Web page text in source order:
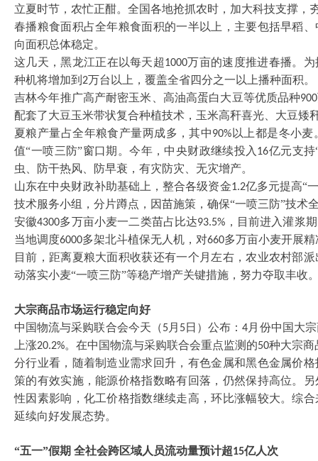
立夏时节，农忙正酣。全国各地抢抓农时，加大科技支撑，
春播粮食面积占全年粮食面积的一半以上，主要包括早稻
向面积总体稳定。
这几天，黑龙江正在以每天超1000万亩的速度推进春播。
种机将增加到 2万台以上，覆盖全省四分之一以上播种面积。
吉林今年推广高产耐密玉米、高油高蛋白大豆等优质品种900
配套了大豆玉米带状复合种植技术，玉米高秆喜光、大豆矮
夏粮产量占全年粮食产量两成多，其中90% 以上都是冬小
值“一喷三防”窗口期。今年，中央财政继续投入 16亿元支持
虫、防干热风、防早衰，有灾防灾、无灾增产。
山东在中央财政补助基础上，整合各级资金1.2亿多元提高“
技术服务小组，分片蹲点，因苗施策，确保“一喷三防”技术
安徽4300多万亩小麦一二类苗占比达93.5% ，目前进入灌浆
当地调度6000多架北斗植保无人机，对660多万亩小麦开展
目前，距离夏粮大面积收获还有一个月左右，农业农村部
动落实小麦“一喷三防”等稳产增产关键措施，努力夺取丰收
大宗商品市场运行稳定向好
中国物流与采购联合会今天（5月 5日）公布：4月份中国大
上涨20.2%。在中国物流与采购联合会重点监测的50种大宗商
分行业看，随着制造业需求回升，有色金属和黑色金属价
策的有效实施，能源价格指数略有回落，仍然保持高位。
性因素影响，化工价格指数继续走高，环比涨幅较大。综
延续向好发展态势。
“五一”假期 全社会跨区域人员流动量预计超15亿人次